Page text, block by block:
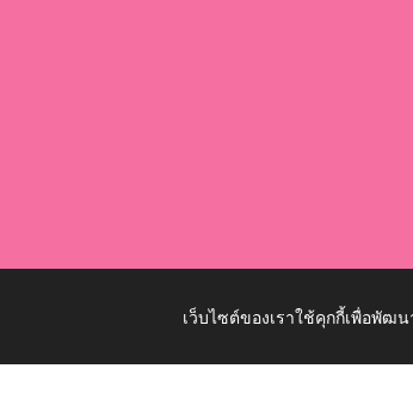
เว็บไซต์ของเราใช้คุกกี้เพื่อพั